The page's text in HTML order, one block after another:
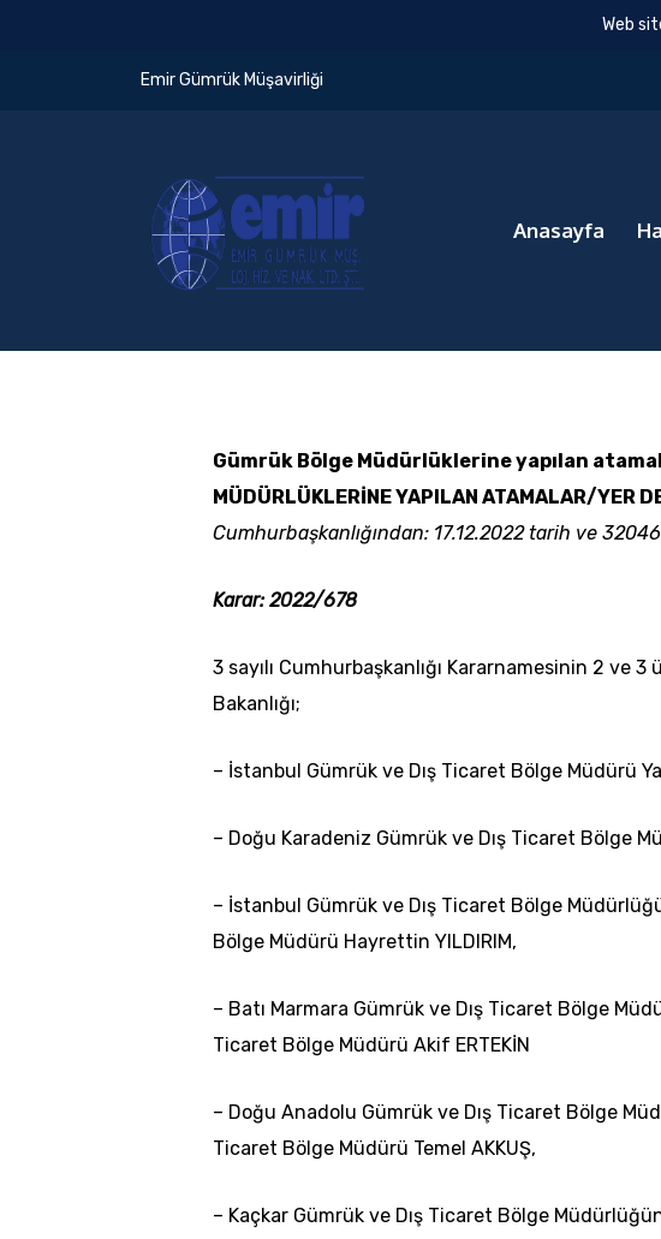
Web
Emir Gümrük Müşavirliği
Anasayfa
Gümrük Bölge Müdürlüklerine yapılan
MÜDÜRLÜKLERİNE YAPILAN ATAMALAR/YER
Cumhurbaşkanlığından: 17.12.2022 tarih ve 32046
Karar: 2022/678
3 sayılı Cumhurbaşkanlığı Kararnamesinin 2 ve
Bakanlığı;
– İstanbul Gümrük ve Dış Ticaret Bölge Müdürü
– Doğu Karadeniz Gümrük ve Dış Ticaret Bölge
– İstanbul Gümrük ve Dış Ticaret Bölge
Bölge Müdürü Hayrettin YILDIRIM,
– Batı Marmara Gümrük ve Dış Ticaret Bölge
Ticaret Bölge Müdürü Akif ERTEKİN
– Doğu Anadolu Gümrük ve Dış Ticaret Bölge
Ticaret Bölge Müdürü Temel AKKUŞ,
– Kaçkar Gümrük ve Dış Ticaret Bölge